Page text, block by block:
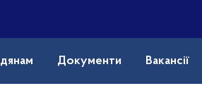
Документи Вакансії